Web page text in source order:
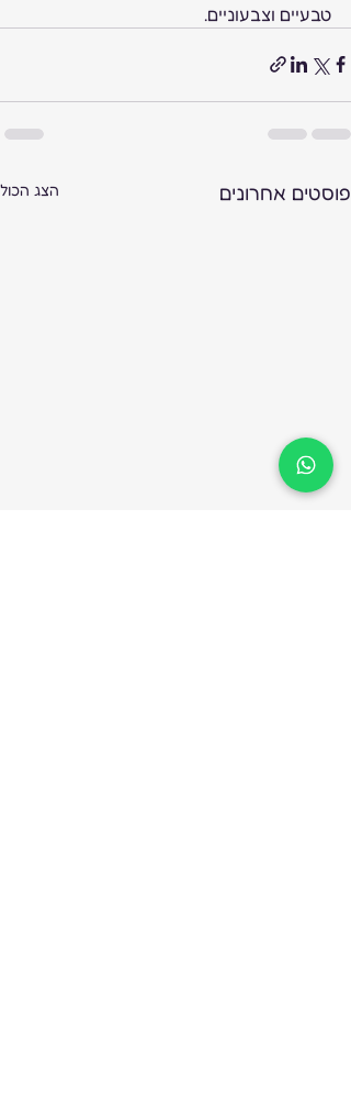
טבעיים וצבעוניים.
פוסטים אחרונים הצג הכול